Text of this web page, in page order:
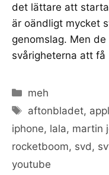
det lättare att
är oändligt mycket
genomslag. Men
svårigheterna att få
Categories
meh
Tags
aftonbladet,
iphone, lala, martin
rocketboom, svd ,
youtube